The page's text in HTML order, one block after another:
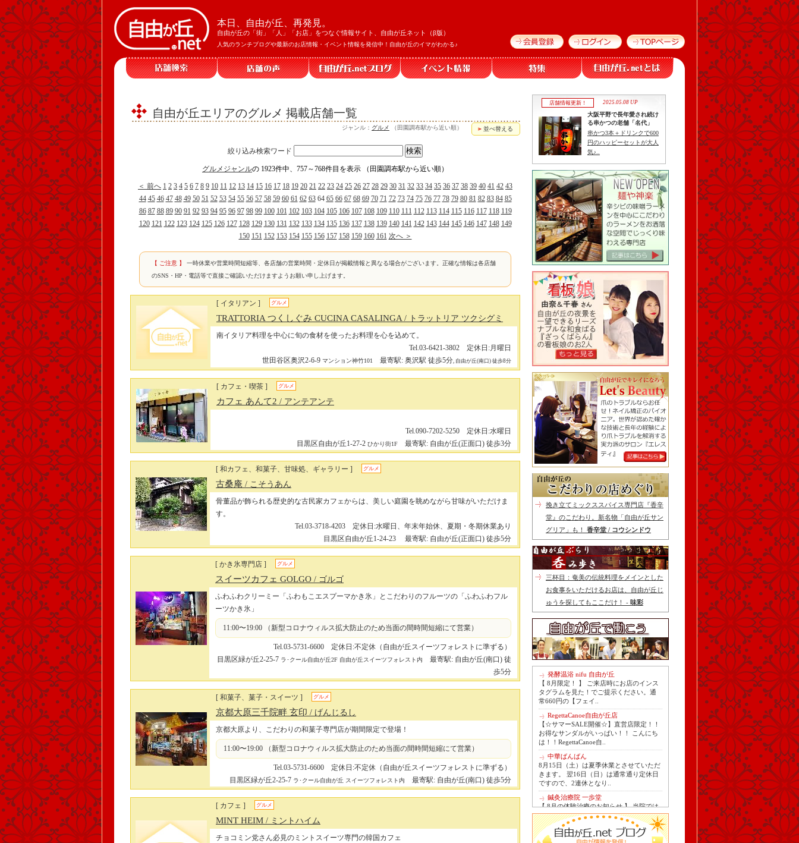
本日、自由が丘、再発見。
自由が丘の「街」「人」「お店」をつなぐ情報サイト、自由が丘ネット（β版）
人気のランチブログや最新のお店情報・イベント情報を発信中！自由が丘のイマがわかる♪
自由が丘エリアのグルメ 掲載店舗一覧
並べ替える
ジャンル： グルメ （田園調布駅から近い順）
絞り込み検索ワード
グルメジャンルの 1923件中、757～768件目を表示 （田園調布駅から近い順）
＜ 前へ 1 2 3 4 5 6 7 8 9 10 11 12 13 14 15 16 17 18 19 20 21 22 23 24 25 26 27 28 29 30 31 32 33 34 35 36 37 38 39 40 41 42 43
44 45 46 47 48 49 50 51 52 53 54 55 56 57 58 59 60 61 62 63 64 65 66 67 68 69 70 71 72 73 74 75 76 77 78 79 80 81 82 83 84 85
86 87 88 89 90 91 92 93 94 95 96 97 98 99 100 101 102 103 104 105 106 107 108 109 110 111 112 113 114 115 116 117 118 119
120 121 122 123 124 125 126 127 128 129 130 131 132 133 134 135 136 137 138 139 140 141 142 143 144 145 146 147 148 149
150 151 152 153 154 155 156 157 158 159 160 161 次へ ＞
【 ご注意 】
一時休業や営業時間短縮等、各店舗の営業時間・定休日が掲載情報と異なる場合がございます。正確な情報は各店舗
のSNS・HP・電話等で直接ご確認いただけますようお願い申し上げます。
[ イタリアン ] グルメ
TRATTORIA つくしぐみ CUCINA CASALINGA / トラットリア ツクシグミ
南イタリア料理を中心に旬の食材を使ったお料理を心を込めて。
Tel.03-6421-3802 定休日:月曜日
世田谷区奥沢2-6-9 マンション神竹101 最寄駅: 奥沢駅 徒歩5分, 自由が丘(南口) 徒歩8分
[ カフェ・喫茶 ] グルメ
カフェ あんて2 / アンテアンテ
Tel.090-7202-5250 定休日:水曜日
目黒区自由が丘1-27-2 ひかり街1F 最寄駅: 自由が丘(正面口) 徒歩3分
[ 和カフェ、和菓子、甘味処、ギャラリー ] グルメ
古桑庵 / こそうあん
骨董品が飾られる歴史的な古民家カフェからは、美しい庭園を眺めながら甘味がいただけま
す。
Tel.03-3718-4203 定休日:水曜日、年末年始休、夏期・冬期休業あり
目黒区自由が丘1-24-23
最寄駅: 自由が丘(正面口) 徒歩5分
[ かき氷専門店 ] グルメ
スイーツカフェ GOLGO / ゴルゴ
ふわふわクリーミー「ふわもこエスプーマかき氷」とこだわりのフルーツの「ふわふわフル
ーツかき氷」
11:00〜19:00 （新型コロナウィルス拡大防止のため当面の間時間短縮にて営業）
Tel.03-5731-6600 定休日:不定休（自由が丘スイーツフォレストに準ずる）
目黒区緑が丘2-25-7 ラ･クール自由が丘2F 自由が丘スイーツフォレスト内
最寄駅: 自由が丘(南口) 徒
歩5分
[ 和菓子、菓子・スイーツ ] グルメ
京都大原三千院畔 玄印 / げんじるし
京都大原より、こだわりの和菓子専門店が期間限定で登場！
11:00〜19:00 （新型コロナウィルス拡大防止のため当面の間時間短縮にて営業）
Tel.03-5731-6600 定休日:不定休（自由が丘スイーツフォレストに準ずる）
目黒区緑が丘2-25-7 ラ･クール自由が丘 スイーツフォレスト内 最寄駅: 自由が丘(南口) 徒歩5分
[ カフェ ] グルメ
MINT HEIM / ミントハイム
チョコミン党さん必見のミントスイーツ専門の韓国カフェ
店舗情報更新！ 2025.05.08 UP
大阪平野で長年愛され続け
る串かつの老舗「名代」
串かつ3本＋ドリンクで600
円のハッピーセットが大人
気♪..
挽き立てミックススパイス専門店『香辛
堂』のこだわり。新名物「自由が丘サン
グリア」も！ 香辛堂 / コウシンドウ
三杯目：奄美の伝統料理をメインとした
お食事をいただけるお店は、自由が丘じ
ゅうを探してもここだけ！ - 味彩
発酵温浴 nifu 自由が丘
【 8月限定！ 】 ご来店時にお店のインス
タグラムを見た！でご提示ください。通
常660円の【フェイ..
RegettaCanoe自由が丘店
【☆サマーSALE開催☆】直営店限定！！
お得なサンダルがいっぱい！！ こんにち
は！！RegettaCanoe自..
中華ばんばん
8月15日（土）は夏季休業とさせていただ
きます。 翌16日（日）は通常通り定休日
ですので、2連休となり..
鍼灸治療院 一歩堂
【 8月の体験治療のお知らせ 】 当院では
毎月第1月曜日を体験dayとし、当院の施
術をお得に体験し..
Le Monde Gourmand